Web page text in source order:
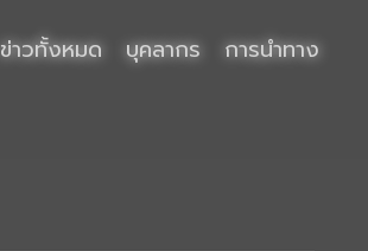
ข่าวทั้งหมด บุคลากร การนำทาง